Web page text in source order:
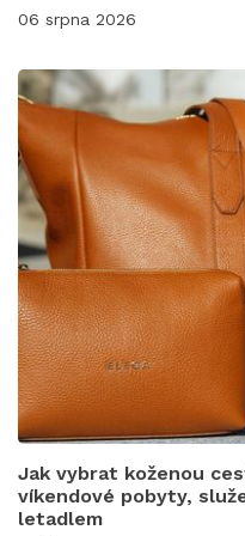
06 srpna 2026
Jak vybrat koženou
víkendové pobyty,
letadlem